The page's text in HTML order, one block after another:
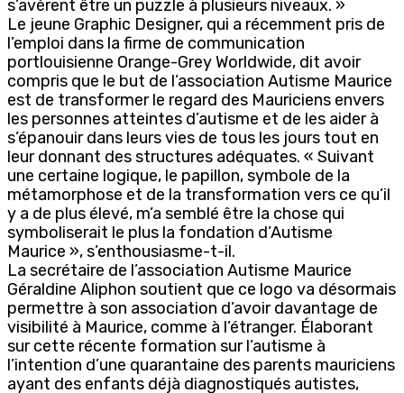
s’avèrent être un puzzle à plusieurs niveaux. »
Le jeune Graphic Designer, qui a récemment pris de
l’emploi dans la firme de communication
portlouisienne Orange-Grey Worldwide, dit avoir
compris que le but de l’association Autisme Maurice
est de transformer le regard des Mauriciens envers
les personnes atteintes d’autisme et de les aider à
s’épanouir dans leurs vies de tous les jours tout en
leur donnant des structures adéquates. « Suivant
une certaine logique, le papillon, symbole de la
métamorphose et de la transformation vers ce qu’il
y a de plus élevé, m’a semblé être la chose qui
symboliserait le plus la fondation d’Autisme
Maurice », s’enthousiasme-t-il.
La secrétaire de l’association Autisme Maurice
Géraldine Aliphon soutient que ce logo va désormais
permettre à son association d’avoir davantage de
visibilité à Maurice, comme à l’étranger. Élaborant
sur cette récente formation sur l’autisme à
l’intention d’une quarantaine des parents mauriciens
ayant des enfants déjà diagnostiqués autistes,